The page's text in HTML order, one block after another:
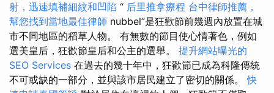
射，迅速填補細紋和凹陷 “ 后里推拿療程 台中律師推薦，
幫您找到當地最佳律師 nubbel”是狂歡節前幾週內放置在城
市不同地區的稻草人物。 有無數的節目使心情著色，例如
選美皇后，狂歡節皇后和公主的選舉。 提升網站曝光的
SEO Services 在過去的幾十年中，狂歡節已成為科隆傳統
不可或缺的一部分，並與該市居民建立了密切的關係。快